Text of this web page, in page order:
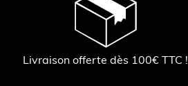
Livraison offerte dès 100€ TTC !